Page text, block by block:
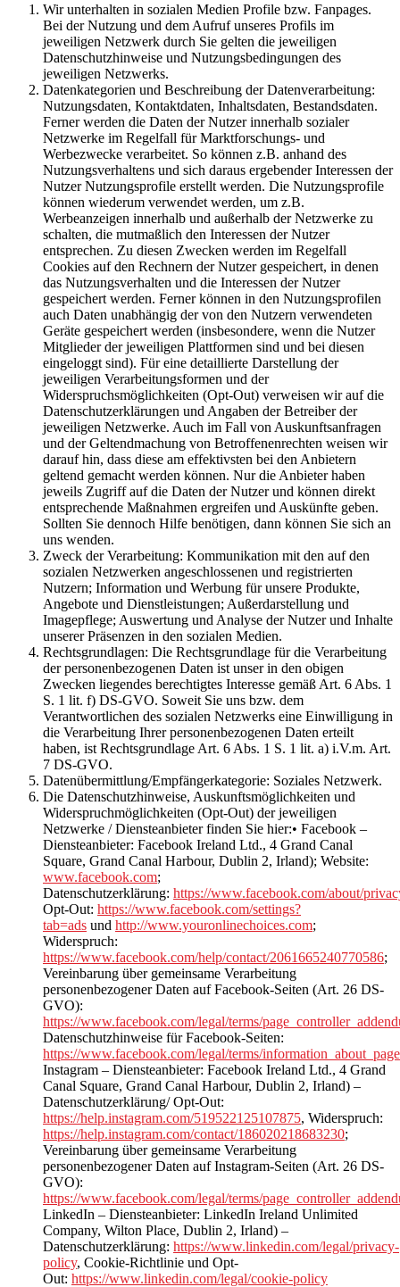
Wir unterhalten in sozialen Medien Profile bzw. Fanpages.
Bei der Nutzung und dem Aufruf unseres Profils im
jeweiligen Netzwerk durch Sie gelten die jeweiligen
Datenschutzhinweise und Nutzungsbedingungen des
jeweiligen Netzwerks.
Datenkategorien und Beschreibung der Datenverarbeitung:
Nutzungsdaten, Kontaktdaten, Inhaltsdaten, Bestandsdaten.
Ferner werden die Daten der Nutzer innerhalb sozialer
Netzwerke im Regelfall für Marktforschungs- und
Werbezwecke verarbeitet. So können z.B. anhand des
Nutzungsverhaltens und sich daraus ergebender Interessen der
Nutzer Nutzungsprofile erstellt werden. Die Nutzungsprofile
können wiederum verwendet werden, um z.B.
Werbeanzeigen innerhalb und außerhalb der Netzwerke zu
schalten, die mutmaßlich den Interessen der Nutzer
entsprechen. Zu diesen Zwecken werden im Regelfall
Cookies auf den Rechnern der Nutzer gespeichert, in denen
das Nutzungsverhalten und die Interessen der Nutzer
gespeichert werden. Ferner können in den Nutzungsprofilen
auch Daten unabhängig der von den Nutzern verwendeten
Geräte gespeichert werden (insbesondere, wenn die Nutzer
Mitglieder der jeweiligen Plattformen sind und bei diesen
eingeloggt sind). Für eine detaillierte Darstellung der
jeweiligen Verarbeitungsformen und der
Widerspruchsmöglichkeiten (Opt-Out) verweisen wir auf die
Datenschutzerklärungen und Angaben der Betreiber der
jeweiligen Netzwerke. Auch im Fall von Auskunftsanfragen
und der Geltendmachung von Betroffenenrechten weisen wir
darauf hin, dass diese am effektivsten bei den Anbietern
geltend gemacht werden können. Nur die Anbieter haben
jeweils Zugriff auf die Daten der Nutzer und können direkt
entsprechende Maßnahmen ergreifen und Auskünfte geben.
Sollten Sie dennoch Hilfe benötigen, dann können Sie sich an
uns wenden.
Zweck der Verarbeitung: Kommunikation mit den auf den
sozialen Netzwerken angeschlossenen und registrierten
Nutzern; Information und Werbung für unsere Produkte,
Angebote und Dienstleistungen; Außerdarstellung und
Imagepflege; Auswertung und Analyse der Nutzer und Inhalte
unserer Präsenzen in den sozialen Medien.
Rechtsgrundlagen: Die Rechtsgrundlage für die Verarbeitung
der personenbezogenen Daten ist unser in den obigen
Zwecken liegendes berechtigtes Interesse gemäß Art. 6 Abs. 1
S. 1 lit. f) DS-GVO. Soweit Sie uns bzw. dem
Verantwortlichen des sozialen Netzwerks eine Einwilligung in
die Verarbeitung Ihrer personenbezogenen Daten erteilt
haben, ist Rechtsgrundlage Art. 6 Abs. 1 S. 1 lit. a) i.V.m. Art.
7 DS-GVO.
Datenübermittlung/Empfängerkategorie: Soziales Netzwerk.
Die Datenschutzhinweise, Auskunftsmöglichkeiten und
Widerspruchmöglichkeiten (Opt-Out) der jeweiligen
Netzwerke / Diensteanbieter finden Sie hier:• Facebook –
Diensteanbieter: Facebook Ireland Ltd., 4 Grand Canal
Square, Grand Canal Harbour, Dublin 2, Irland); Website:
www.facebook.com;
Datenschutzerklärung: https://www.facebook.com/about/
Opt-Out: https://www.facebook.com/settings?
tab=ads und http://www.youronlinechoices.com;
Widerspruch:
https://www.facebook.com/help/contact/2061665240770586;
Vereinbarung über gemeinsame Verarbeitung
personenbezogener Daten auf Facebook-Seiten (Art. 26 DS-
GVO):
https://www.facebook.com/legal/terms/
Datenschutzhinweise für Facebook-Seiten:
https://www.facebook.com/legal/terms/
Instagram – Diensteanbieter: Facebook Ireland Ltd., 4 Grand
Canal Square, Grand Canal Harbour, Dublin 2, Irland) –
Datenschutzerklärung/ Opt-Out:
https://help.instagram.com/519522125107875, Widerspruch:
https://help.instagram.com/contact/186020218683230;
Vereinbarung über gemeinsame Verarbeitung
personenbezogener Daten auf Instagram-Seiten (Art. 26 DS-
GVO):
https://www.facebook.com/legal/terms/
LinkedIn – Diensteanbieter: LinkedIn Ireland Unlimited
Company, Wilton Place, Dublin 2, Irland) –
Datenschutzerklärung: https://www.linkedin.com/legal/privacy-
policy, Cookie-Richtlinie und Opt-
Out: https://www.linkedin.com/legal/cookie-policy